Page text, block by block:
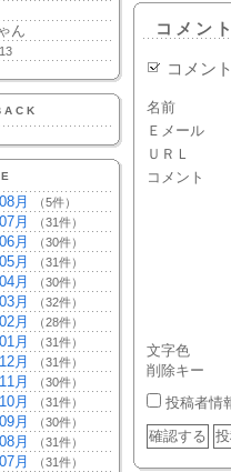
ん
月 （5件）
月 （31件）
月 （30件）
月 （31件）
月 （30件）
月 （32件）
月 （28件）
月 （31件）
月 （31件）
月 （30件）
月 （31件）
月 （30件）
月 （31件）
月 （31件）
コメン
コメン
名前
Ｅメール
ＵＲＬ
コメント
文字色
削除キー
投稿者情